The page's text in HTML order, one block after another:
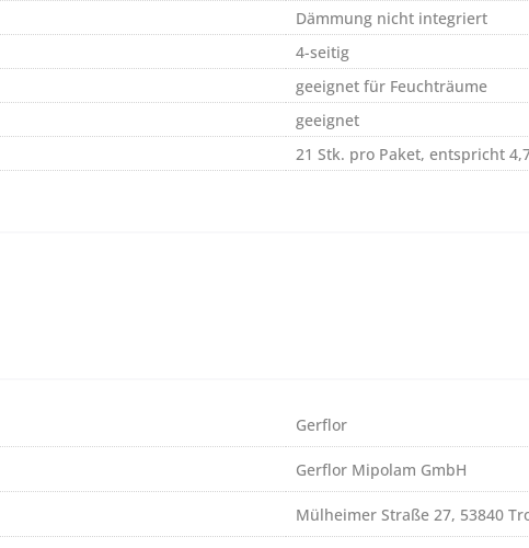
Dämmung nicht integriert
4-seitig
geeignet für Feuchträume
geeignet
21 Stk. pro Paket, entspricht
Gerflor
Gerflor Mipolam GmbH
Mülheimer Straße 27, 53840